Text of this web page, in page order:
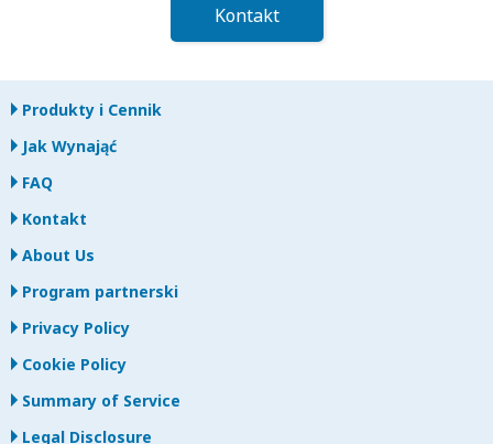
Kontakt
Produkty i Cennik
Jak Wynająć
FAQ
Kontakt
About Us
Program partnerski
Privacy Policy
Cookie Policy
Summary of Service
Legal Disclosure